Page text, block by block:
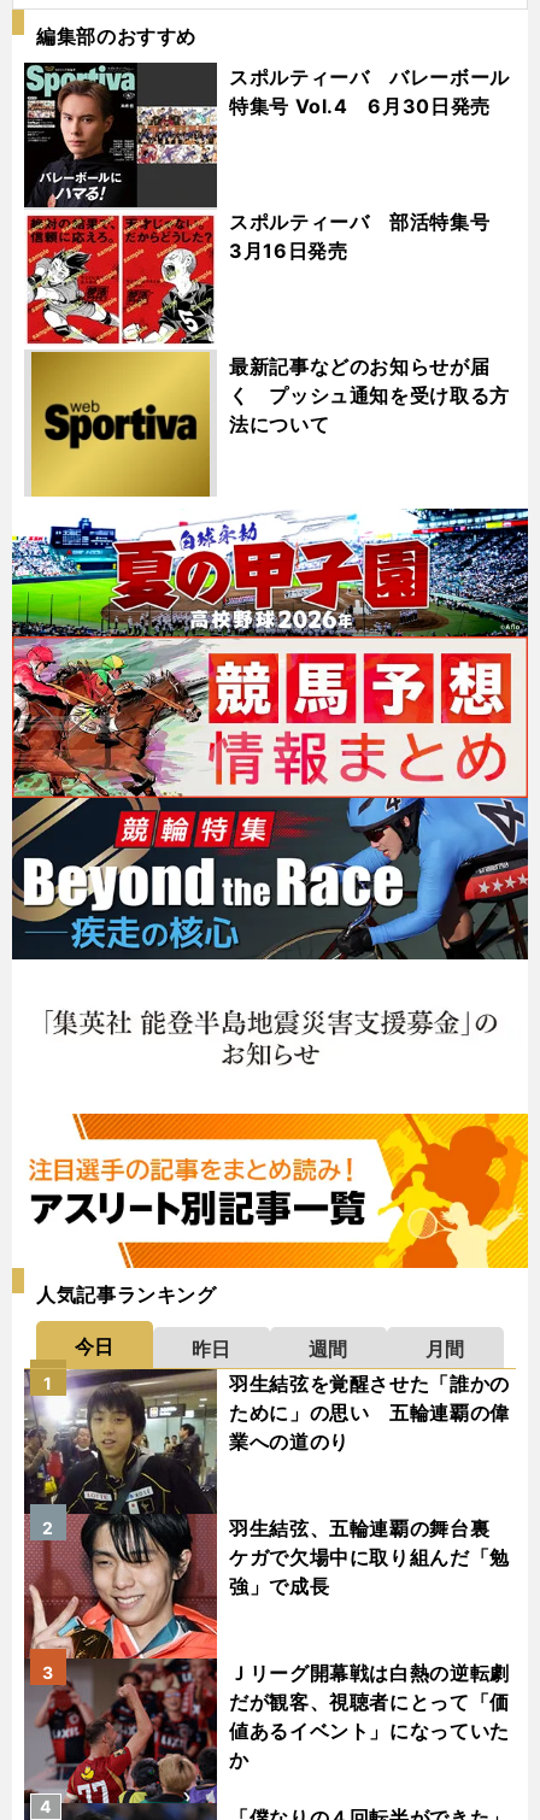
編集部のおすすめ
スポルティーバ バレーボール
特集号 Vol.4 6月30日発売
スポルティーバ 部活特集号
3月16日発売
最新記事などのお知らせが届
く プッシュ通知を受け取る方
法について
人気記事ランキング
今日 昨日 週間
月間
羽生結弦を覚醒させた「誰かの
ために」の思い 五輪連覇の偉
業への道のり
1
羽生結弦、五輪連覇の舞台裏
ケガで欠場中に取り組んだ「勉
強」で成長
2
Ｊリーグ開幕戦は白熱の逆転劇
だが観客、視聴者にとって「価
値あるイベント」になっていた
か
3
4